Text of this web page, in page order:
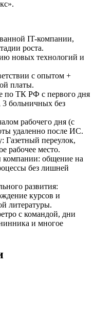
IT-компании,
роста.
новых технологий и
с опытом +
платы.
по ТК РФ с первого дня
3 больничных без
рабочего дня (с
удаленно после ИС.
Газетный переулок,
рабочее место.
общение на
без лишней
развития:
курсов и
литературы.
с командой, дни
и многое